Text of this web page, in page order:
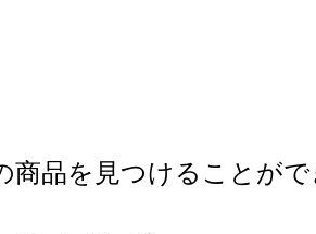
商品を見つけることが